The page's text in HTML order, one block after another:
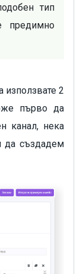
тип
предимно
използвате 2
първо да
канал, нека
да създадем